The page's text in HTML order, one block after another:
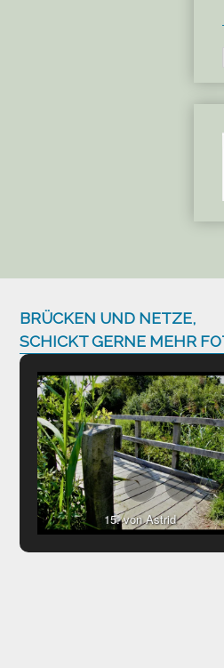
BRÜCKEN UND NETZE,
SCHICKT GERNE MEHR
15. von Astrid